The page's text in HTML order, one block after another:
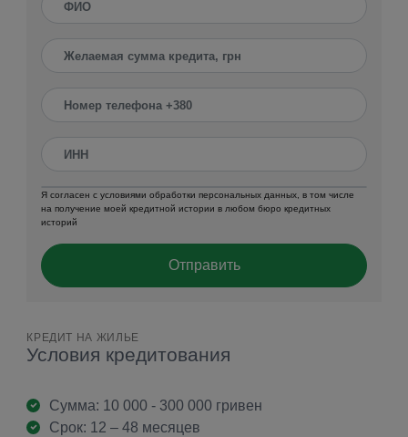
Я согласен с условиями обработки персональных данных, в том числе
на получение моей кредитной истории в любом бюро кредитных
историй
Отправить
КРЕДИТ НА ЖИЛЬЕ
Условия кредитования
Сумма: 10 000 - 300 000 гривен
Срок: 12 – 48 месяцев